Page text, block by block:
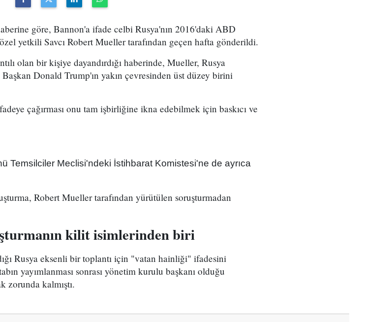
göre, Bannon'a ifade celbi Rusya'nın 2016'daki ABD
yetkili Savcı Robert Mueller tarafından geçen hafta gönderildi.
olan bir kişiye dayandırdığı haberinde, Mueller, Rusya
Başkan Donald Trump'ın yakın çevresinden üst düzey birini
çağırması onu tam işbirliğine ikna edebilmek için baskıcı ve
Temsilciler Meclisi'ndeki İstihbarat Komistesi'ne de ayrıca
Robert Mueller tarafından yürütülen soruşturmadan
kilit isimlerinden biri
Rusya eksenli bir toplantı için "vatan hainliği" ifadesini
yayımlanması sonrası yönetim kurulu başkanı olduğu
zorunda kalmıştı.